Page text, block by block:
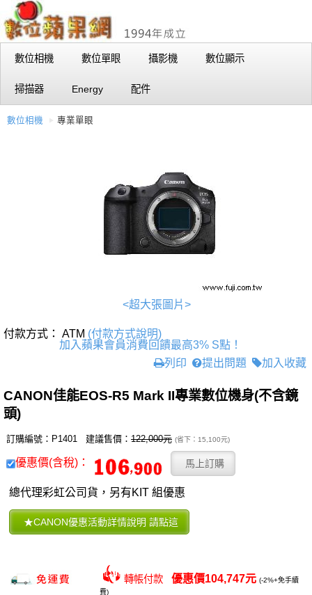
數位相機 數位單眼 攝影機 數位顯示
掃描器 Energy 配件
數位相機 專業單眼
<超大張圖片>
付款方式： ATM (付款方式說明)
加入蘋果會員消費回饋最高3% S點！
列印
提出問題 加入收藏
CANON佳能EOS-R5 Mark II專業數位機身(不含鏡
頭)
訂購編號：P1401 建議售價： 122,000元 (省下：15,100元)
優惠價(含稅)：
總代理彩虹公司貨，另有KIT 組優惠
轉帳付款 優惠價104,747元 (-2%+免手續
費)